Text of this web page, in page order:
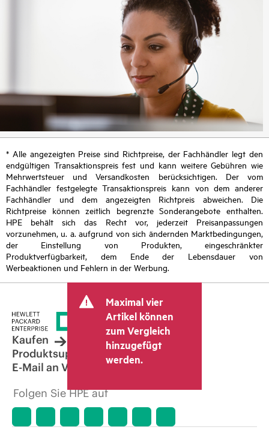
* Alle angezeigten Preise sind Richtpreise, der Fachhändler legt den
endgültigen Transaktionspreis fest und kann weitere Gebühren wie
Mehrwertsteuer und Versandkosten berücksichtigen. Der vom
Fachhändler festgelegte Transaktionspreis kann von dem anderer
Fachhändler und dem angezeigten Richtpreis abweichen. Die
Richtpreise können zeitlich begrenzte Sonderangebote enthalten.
HPE behält sich das Recht vor, jederzeit Preisanpassungen
vorzunehmen, u. a. aufgrund von sich ändernden Marktbedingungen,
der Einstellung von Produkten, eingeschränkter
Produktverfügbarkeit, dem Ende der Lebensdauer von
Werbeaktionen und Fehlern in der Werbung.
Maximal vier
Artikel können
zum Vergleich
hinzugefügt
werden.
Kaufen
Produktsupport
E-Mail an Vertrieb
Folgen Sie HPE auf